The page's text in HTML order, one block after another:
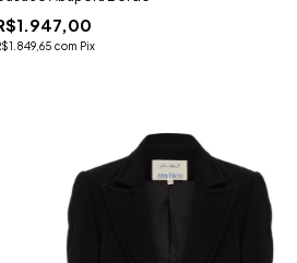
com Pix